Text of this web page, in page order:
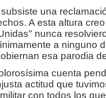
una
A esta altura
nunca
a ninguno
esa parodia
cuenta
actitud que
con todos los